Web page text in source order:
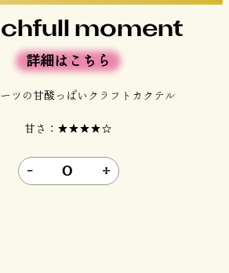
moment
詳細はこちら
ツの甘酸っぱいクラフトカクテル
甘さ：★★★★☆
- 0 +